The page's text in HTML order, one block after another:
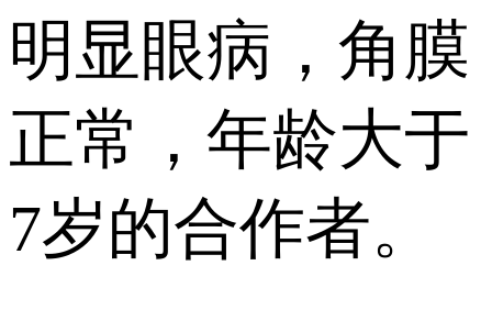
明显眼病，角膜
正常，年龄大于
7岁的合作者。